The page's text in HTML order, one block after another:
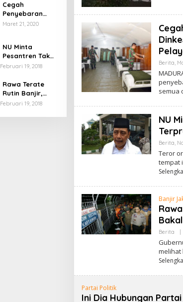
Cegah
Penyebaran
Virus Corona,
Pelayanan
Maret 21, 2020
NU Minta
Pesantren Tak
Terprovokasi
Februari 19, 2018
Rawa Terate
Rutin Banjir,
Anies Bakal Cek
Februari 19, 2018
Berita,
semua
NU
Berita,
Teror
tempat
Banjir
Berita
melihat
Partai Politik
Ini Dia Hubungan Partai